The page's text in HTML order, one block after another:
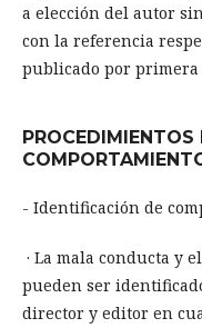
a elección del autor
con la referencia
publicado por primera
PROCEDIMIENTOS
- Identificación de
· La mala conducta y
pueden ser
director y editor en